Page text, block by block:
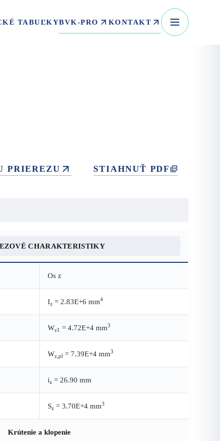
TABUĽKYBVK-PRO KONTAKT
PRIEREZU STIAHNUŤ PDF
CHARAKTERISTIKY
Os z
Iz = 2.83E+6 mm4
Wz1 = 4.72E+4 mm3
Wz,pl = 7.39E+4 mm3
iz = 26.90 mm
Sz = 3.70E+4 mm3
Krútenie a klopenie